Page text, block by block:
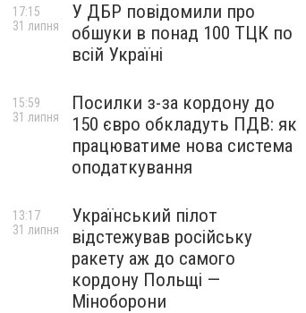
У ДБР повідомили про
обшуки в понад 100 ТЦК по
всій Україні
17:15
31 липня
Посилки з-за кордону до
150 євро обкладуть ПДВ: як
працюватиме нова система
оподаткування
15:59
31 липня
Український пілот
відстежував російську
ракету аж до самого
кордону Польщі —
Міноборони
13:17
31 липня